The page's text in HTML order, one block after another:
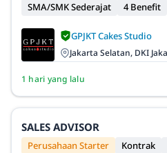
SMA/SMK Sederajat
4 Benefit
GPJKT Cakes Studio
Jakarta Selatan, DKI
1 hari yang lalu
SALES ADVISOR
Perusahaan Starter Kontrak